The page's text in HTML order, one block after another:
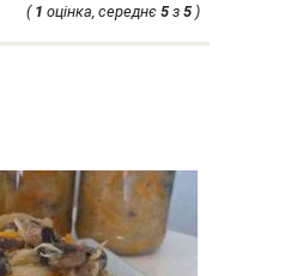
( 1 оцінка, середнє 5 з 5 )